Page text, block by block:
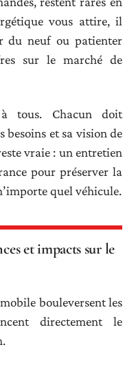
vous attire, il
du neuf ou patienter
sur le marché de
tous. Chacun doit
besoins et sa vision de
vraie : un entretien
pour préserver la
quel véhicule.
et impacts sur le
bouleversent les
directement le